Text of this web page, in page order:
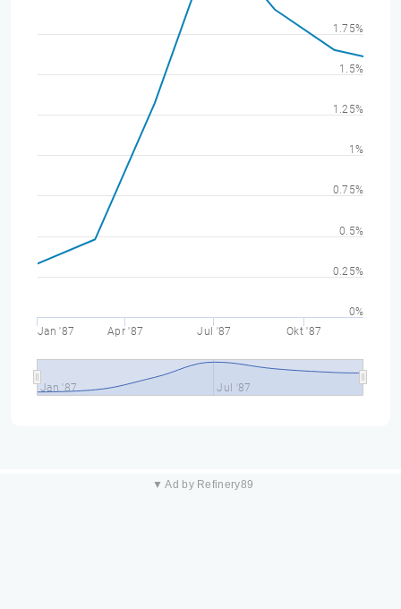
Jan '87 Apr '87 Jul '87 Okt '87
Jan '87 Jul '87
0%
0.25%
0.5%
0.75%
1%
1.25%
1.5%
1.75%
▼ Ad by Refinery89